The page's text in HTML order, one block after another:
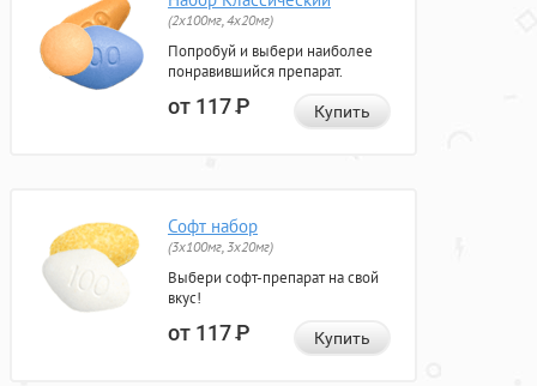
(2x100мг, 4x20мг)
Попробуй и выбери наиболее
понравившийся препарат.
от 117Р Купить
Софт набор
(3x100мг, 3x20мг)
Выбери софт-препарат на свой
вкус!
от 117Р Купить